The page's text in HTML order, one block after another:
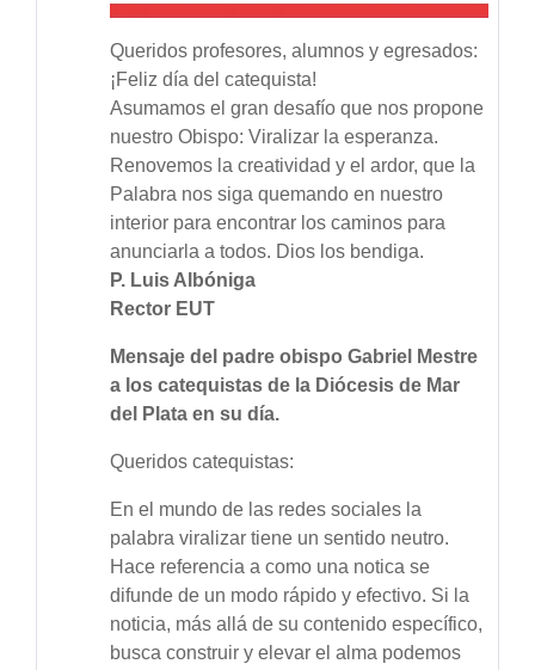
Queridos profesores, alumnos y egresados:
¡Feliz día del catequista!
Asumamos el gran desafío que nos propone
nuestro Obispo: Viralizar la esperanza.
Renovemos la creatividad y el ardor, que la
Palabra nos siga quemando en nuestro
interior para encontrar los caminos para
anunciarla a todos. Dios los bendiga.
P. Luis Albóniga
Rector EUT
Mensaje del padre obispo Gabriel Mestre
a los catequistas de la Diócesis de Mar
del Plata en su día.
Queridos catequistas:
En el mundo de las redes sociales la
palabra viralizar tiene un sentido neutro.
Hace referencia a como una notica se
difunde de un modo rápido y efectivo. Si la
noticia, más allá de su contenido específico,
busca construir y elevar el alma podemos